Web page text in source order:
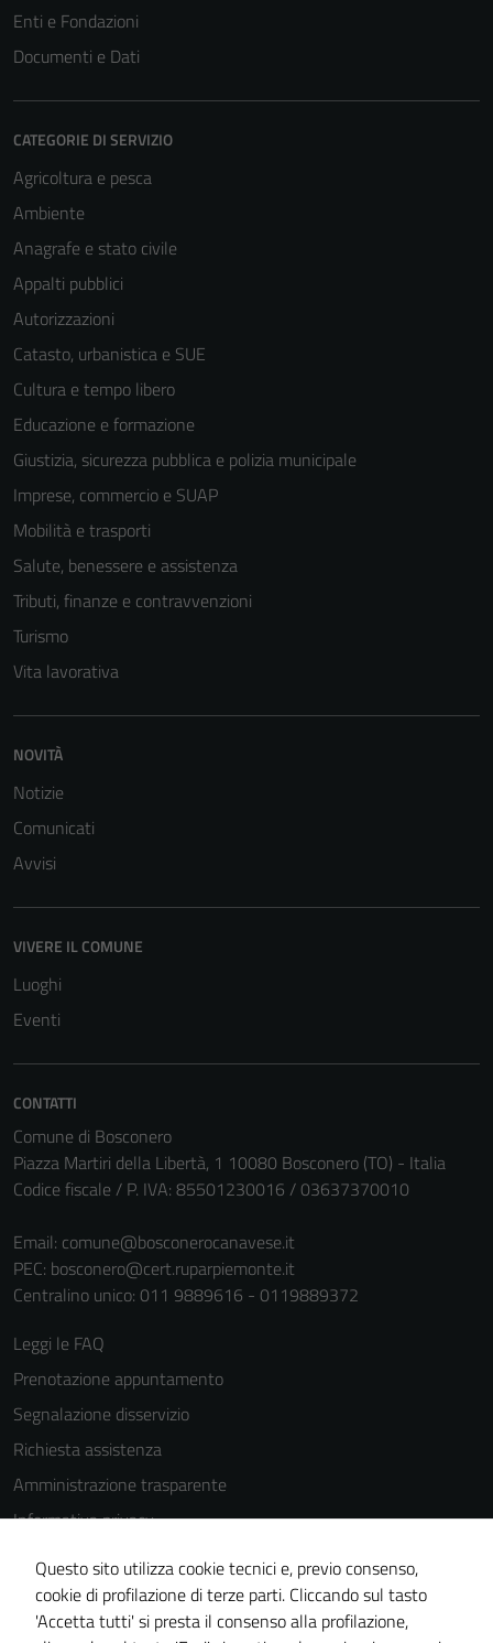
Enti e Fondazioni
Documenti e Dati
CATEGORIE DI SERVIZIO
Agricoltura e pesca
Ambiente
Anagrafe e stato civile
Appalti pubblici
Autorizzazioni
Catasto, urbanistica e SUE
Cultura e tempo libero
Educazione e formazione
Giustizia, sicurezza pubblica e polizia municipale
Imprese, commercio e SUAP
Mobilità e trasporti
Salute, benessere e assistenza
Tributi, finanze e contravvenzioni
Turismo
Vita lavorativa
NOVITÀ
Notizie
Comunicati
Avvisi
VIVERE IL COMUNE
Luoghi
Eventi
CONTATTI
Comune di Bosconero
Piazza Martiri della Libertà, 1 10080 Bosconero (TO) - Italia
Codice fiscale / P. IVA: 85501230016 / 03637370010
Email: comune@bosconerocanavese.it
PEC: bosconero@cert.ruparpiemonte.it
Centralino unico: 011 9889616 - 0119889372
Leggi le FAQ
Prenotazione appuntamento
Segnalazione disservizio
Richiesta assistenza
Amministrazione trasparente
Informativa privacy
Cookie Policy
Note legali
Dichiarazione di accessibilità
Questo sito utilizza cookie tecnici e, previo consenso,
cookie di profilazione di terze parti. Cliccando sul tasto
'Accetta tutti' si presta il consenso alla profilazione,